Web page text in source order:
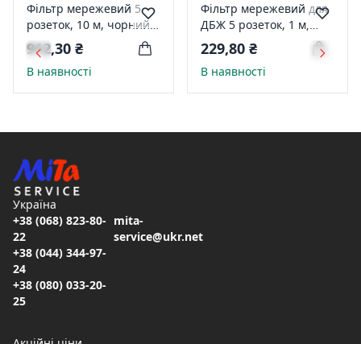
Фільтр мережевий 5
розеток, 10 м, чорний,
3*1,5мм2 Patron (SP-
16510)
912,30 ₴
В наявності
Фільтр мережевий для
ДБЖ 5 розеток, 1 м,
чорний, 3*1мм2 Patron
SP-1053U
229,80 ₴
В наявності
Україна
+38 (068) 823-80-
22
+38 (044) 344-97-
24
+38 (080) 033-20-
25
mita-
service@ukr.net